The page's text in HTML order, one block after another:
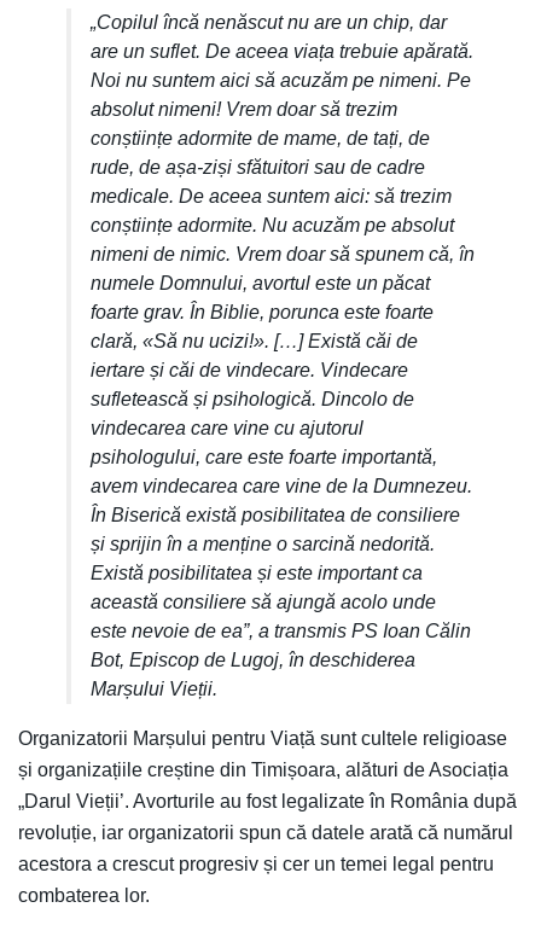
„Copilul încă nenăscut nu are un chip, dar
are un suflet. De aceea viața trebuie apărată.
Noi nu suntem aici să acuzăm pe nimeni. Pe
absolut nimeni! Vrem doar să trezim
conștiințe adormite de mame, de tați, de
rude, de așa-ziși sfătuitori sau de cadre
medicale. De aceea suntem aici: să trezim
conștiințe adormite. Nu acuzăm pe absolut
nimeni de nimic. Vrem doar să spunem că, în
numele Domnului, avortul este un păcat
foarte grav. În Biblie, porunca este foarte
clară, «Să nu ucizi!». […] Există căi de
iertare și căi de vindecare. Vindecare
sufletească și psihologică. Dincolo de
vindecarea care vine cu ajutorul
psihologului, care este foarte importantă,
avem vindecarea care vine de la Dumnezeu.
În Biserică există posibilitatea de consiliere
și sprijin în a menține o sarcină nedorită.
Există posibilitatea și este important ca
această consiliere să ajungă acolo unde
este nevoie de ea”, a transmis PS Ioan Călin
Bot, Episcop de Lugoj, în deschiderea
Marșului Vieții.
Organizatorii Marșului pentru Viață sunt cultele religioase
și organizațiile creștine din Timișoara, alături de Asociația
„Darul Vieții’. Avorturile au fost legalizate în România după
revoluție, iar organizatorii spun că datele arată că numărul
acestora a crescut progresiv și cer un temei legal pentru
combaterea lor.